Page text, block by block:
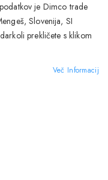
je Dimco trade
Slovenija, SI
prekličete s klikom
Več Informacij